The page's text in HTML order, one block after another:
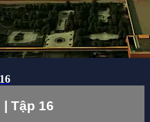
Tập 16